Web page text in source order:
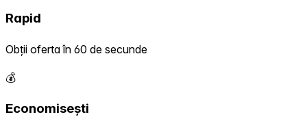
Rapid
Obții oferta în 60 de secunde
💰
Economisești